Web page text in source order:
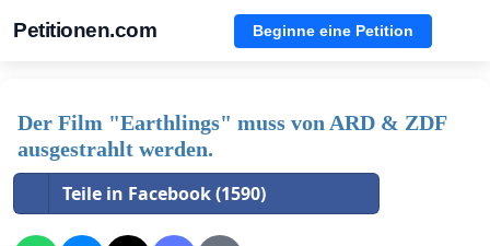
Petitionen.com Beginne eine Petition
Der Film "Earthlings" muss von ARD & ZDF
ausgestrahlt werden.
Teile in Facebook (1590)